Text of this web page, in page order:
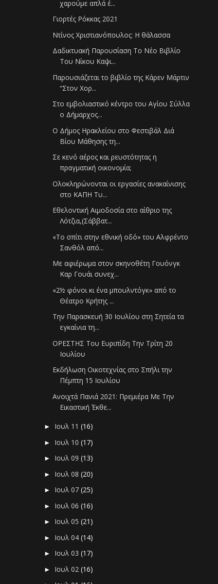
χαρούμε απλά έ...
Γιορτές Ρόκκας 2021
Ντίνος Χριστιανόπουλος: Η θάλασσα
Δαδικτυακή Παρουσίαση Το Νέο Βιβλίο
Του Νίκου Καψι...
Παρουσιάζεται το βιβλίο της Κάρεν Μάρτιν
“Στον Χορ...
Στο εμβολιαστικό κέντρο του Αγίου Σύλλα
ο Δήμαρχος...
Ο Δήμος Ηρακλείου στο Φεστιβάλ Διά
Βίου Μάθησης τη...
Σε κενό αέρος και ρευστότητας η
πραγματική οικονομία;
Ολοκληρώνονται οι εργασίες ανακαίνισης
στο ΚΑΠΗ Τυ...
Εθελοντική Αιμοδοσία στο αίθριο της
Λότζια,(Σάββατ...
«To σπίτι στην εθνική οδό» του Αλφρέντο
Σανθόλ από...
Με αφιέρωμα στον σκηνοθέτη Γουόνγκ
Καρ Γουάι συνεχ...
«2½ φόνοι κι ένα μπουλντόγκ» από το
Θέατρο Κρήτης ...
Την Παρασκευή 30 Ιουλίου στη Σητεία τα
εγκαίνια τη...
ΟΡΕΣΤΗΣ Του Ευριπίδη Την Τρίτη 20
Ιουλίου
Εκδήλωση Οικοτεχνίας στο Σπήλι την
Πέμπτη 15 Ιουλίου
Ανοιχτά Πανιά 2021: Πρεμιέρα Με Την
Εικαστική Έκθε...
► Ιουλ 11(16)
► Ιουλ 10(17)
► Ιουλ 09(13)
► Ιουλ 08(20)
► Ιουλ 07(25)
► Ιουλ 06(16)
► Ιουλ 05(21)
► Ιουλ 04(14)
► Ιουλ 03(17)
► Ιουλ 02(16)